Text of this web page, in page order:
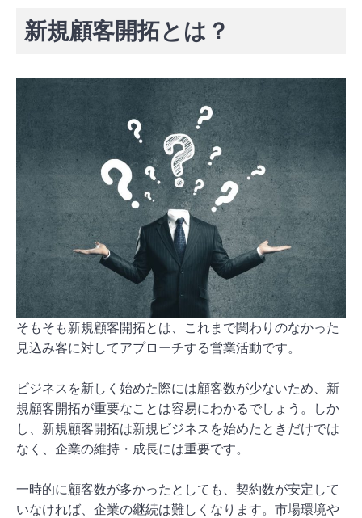
新規顧客開拓とは？
そもそも新規顧客開拓とは、これまで関わりのなかった
見込み客に対してアプローチする営業活動です。
ビジネスを新しく始めた際には顧客数が少ないため、新
規顧客開拓が重要なことは容易にわかるでしょう。しか
し、新規顧客開拓は新規ビジネスを始めたときだけでは
なく、企業の維持・成長には重要です。
一時的に顧客数が多かったとしても、契約数が安定して
いなければ、企業の継続は難しくなります。市場環境や